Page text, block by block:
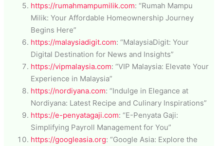
https://rumahmampumilik.com: “Rumah Mampu
Milik: Your Affordable Homeownership Journey
Begins Here”
https://malaysiadigit.com: “MalaysiaDigit: Your
Digital Destination for News and Insights”
https://vipmalaysia.com: “VIP Malaysia: Elevate Your
Experience in Malaysia”
https://nordiyana.com: “Indulge in Elegance at
Nordiyana: Latest Recipe and Culinary Inspirations”
https://e-penyatagaji.com: “E-Penyata Gaji:
Simplifying Payroll Management for You”
https://googleasia.org: “Google Asia: Explore the